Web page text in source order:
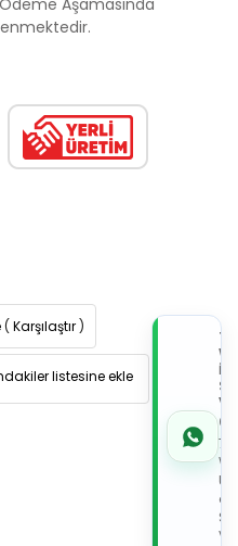
( Karşılaştır )
listesine ekle
İLE
de